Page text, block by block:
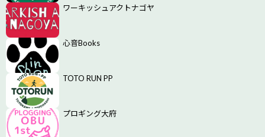
ワーキッシュアクトナゴヤ
心音Books
TOTO RUN PP
プロギング大府